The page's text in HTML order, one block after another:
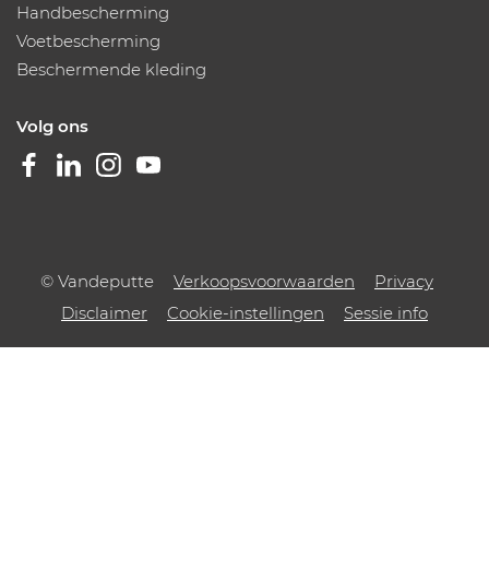
Handbescherming
Voetbescherming
Beschermende kleding
Volg ons
© Vandeputte Verkoopsvoorwaarden
Privacy
Disclaimer
Cookie-instellingen Sessie info